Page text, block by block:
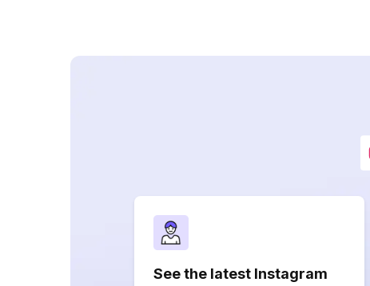
See the latest Instagram